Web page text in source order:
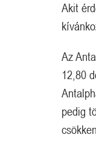
Akit
Az
12,80
pedig